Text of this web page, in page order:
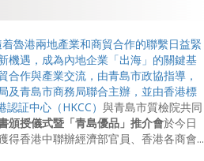
魯港兩地產業和商貿合作的聯繫日益緊
機遇，成為內地企業「出海」的關鍵基
合作與產業交流，由青島市政協指導，
及青島市商務局聯合主辦，並由香港標
認証中心（HKCC） 與青島市質檢院共同
頒授儀式暨「青島優品」推介會於今日
得香港中聯辦經濟部官員、香港各商會...